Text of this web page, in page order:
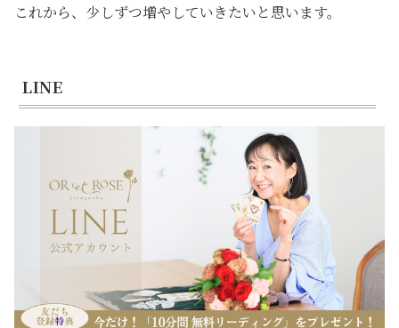
これから、少しずつ増やしていきたいと思います。
LINE